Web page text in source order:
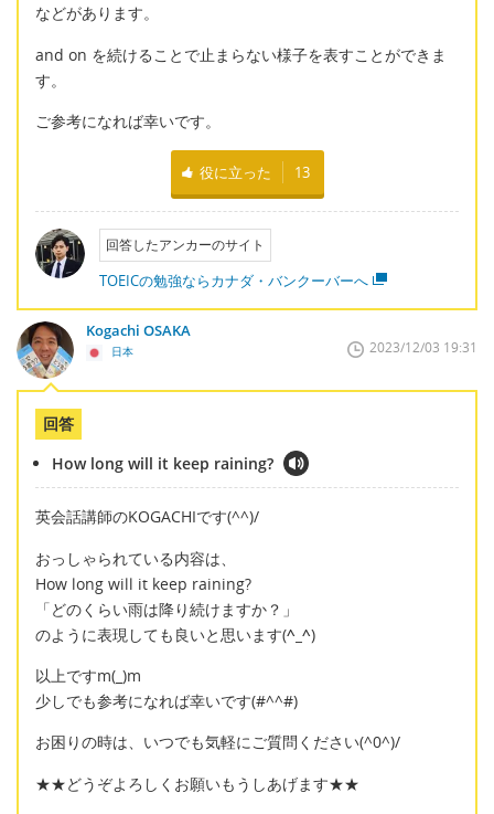
などがあります。
and on を続けることで止まらない様子を表すことができま
す。
ご参考になれば幸いです。
役に立った 13
回答したアンカーのサイト
TOEICの勉強ならカナダ・バンクーバーへ
Kogachi OSAKA
日本 2023/12/03 19:31
回答
How long will it keep raining?
英会話講師のKOGACHIです(^^)/
おっしゃられている内容は、
How long will it keep raining?
「どのくらい雨は降り続けますか？」
のように表現しても良いと思います(^_^)
以上ですm(_)m
少しでも参考になれば幸いです(#^^#)
お困りの時は、いつでも気軽にご質問ください(^0^)/
★★どうぞよろしくお願いもうしあげます★★